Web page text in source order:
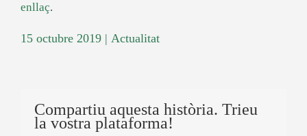
enllaç.
15 octubre 2019 | Actualitat
Compartiu aquesta història. Trieu
la vostra plataforma!